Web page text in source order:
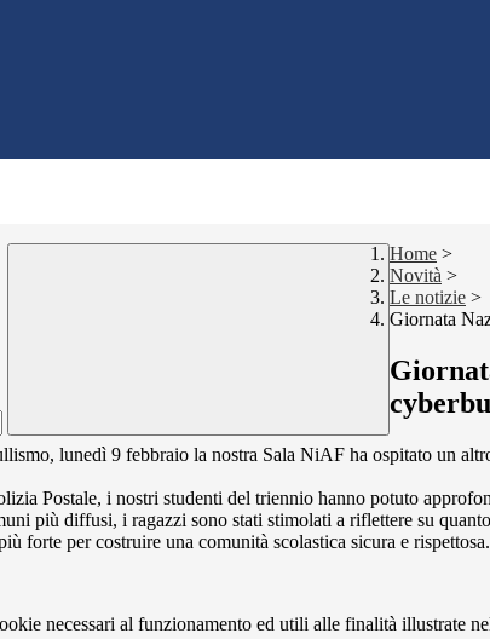
Home >
Novità >
Le notizie >
Giornata
lunedì 9 febbraio la nostra Sala NiAF ha ospitato un
Postale, i nostri studenti del triennio hanno potuto
più diffusi, i ragazzi sono stati stimolati a riflettere su
forte per costruire una comunità scolastica sicura e
necessari al funzionamento ed utili alle finalità illustrate